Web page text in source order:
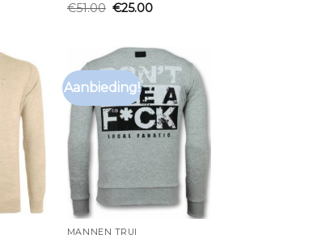
€51.00 €25.00
Aanbieding!
MANNEN TRUI